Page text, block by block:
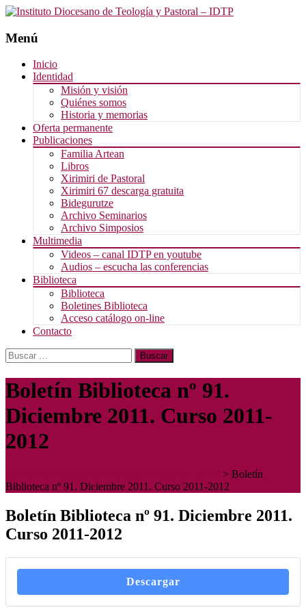
Menú
Saltar
contenido
Inicio
Identidad
Misión y visión
Quiénes somos
Historia y memorias
Oferta permanente
Publicaciones
Familia Artean
Libros
Xirimiri de Pastoral
Xirimiri 67 descarga gratuita
Bidegurutze
Archivo Seminarios
Archivo Simposios
Multimedia
Videos – canal IDTP en youtube
Audios – escucha las conferencias
Biblioteca
Biblioteca
Boletines Biblioteca
Acceso catálogo on-line
Contacto
Buscar:
Boletín Biblioteca nº 91.
Diciembre 2011. Curso 2011-
2012
> Boletín
Biblioteca nº 91. Diciembre 2011. Curso 2011-2012
Boletín Biblioteca nº 91. Diciembre 2011.
Curso 2011-2012
Descargar